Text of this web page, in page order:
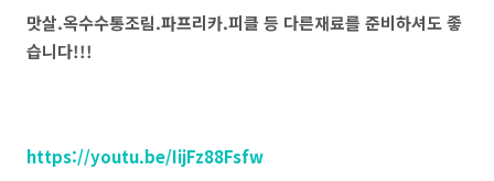
맛살.옥수수통조림.파프리카.피클 등 다른재료를 준비하셔도 좋
습니다!!!
https://youtu.be/IijFz88Fsfw